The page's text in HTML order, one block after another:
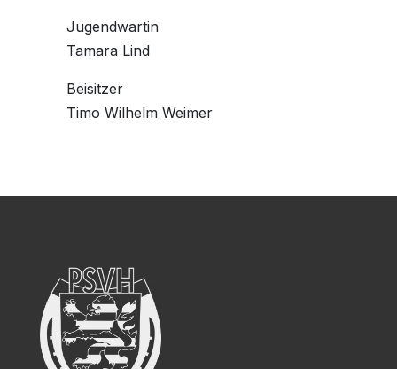
Jugendwartin
Tamara Lind
Beisitzer
Timo Wilhelm Weimer